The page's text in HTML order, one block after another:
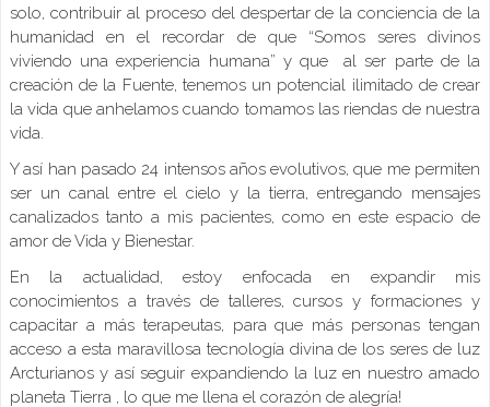
solo, contribuir al proceso del despertar de la conciencia de la
humanidad en el recordar de que “Somos seres divinos
viviendo una experiencia humana” y que al ser parte de la
creación de la Fuente, tenemos un potencial ilimitado de crear
la vida que anhelamos cuando tomamos las riendas de nuestra
vida.
Y así han pasado 24 intensos años evolutivos, que me permiten
ser un canal entre el cielo y la tierra, entregando mensajes
canalizados tanto a mis pacientes, como en este espacio de
amor de Vida y Bienestar.
En la actualidad, estoy enfocada en expandir mis
conocimientos a través de talleres, cursos y formaciones y
capacitar a más terapeutas, para que más personas tengan
acceso a esta maravillosa tecnología divina de los seres de luz
Arcturianos y así seguir expandiendo la luz en nuestro amado
planeta Tierra , lo que me llena el corazón de alegría!